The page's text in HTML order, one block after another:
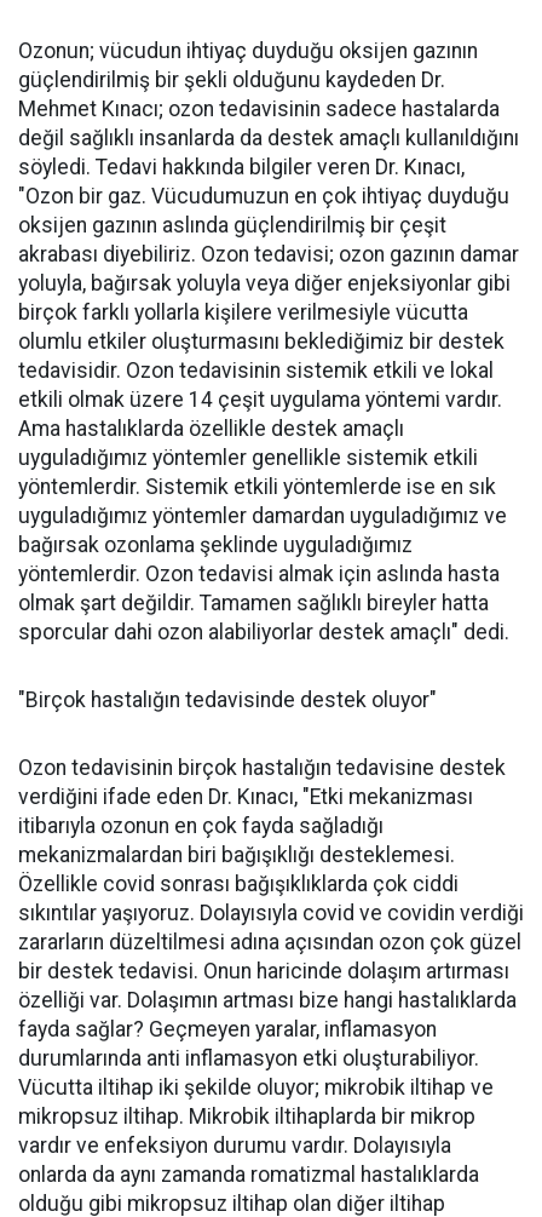
Ozonun; vücudun ihtiyaç duyduğu oksijen gazının
güçlendirilmiş bir şekli olduğunu kaydeden Dr.
Mehmet Kınacı; ozon tedavisinin sadece hastalarda
değil sağlıklı insanlarda da destek amaçlı kullanıldığını
söyledi. Tedavi hakkında bilgiler veren Dr. Kınacı,
"Ozon bir gaz. Vücudumuzun en çok ihtiyaç duyduğu
oksijen gazının aslında güçlendirilmiş bir çeşit
akrabası diyebiliriz. Ozon tedavisi; ozon gazının damar
yoluyla, bağırsak yoluyla veya diğer enjeksiyonlar gibi
birçok farklı yollarla kişilere verilmesiyle vücutta
olumlu etkiler oluşturmasını beklediğimiz bir destek
tedavisidir. Ozon tedavisinin sistemik etkili ve lokal
etkili olmak üzere 14 çeşit uygulama yöntemi vardır.
Ama hastalıklarda özellikle destek amaçlı
uyguladığımız yöntemler genellikle sistemik etkili
yöntemlerdir. Sistemik etkili yöntemlerde ise en sık
uyguladığımız yöntemler damardan uyguladığımız ve
bağırsak ozonlama şeklinde uyguladığımız
yöntemlerdir. Ozon tedavisi almak için aslında hasta
olmak şart değildir. Tamamen sağlıklı bireyler hatta
sporcular dahi ozon alabiliyorlar destek amaçlı" dedi.
"Birçok hastalığın tedavisinde destek oluyor"
Ozon tedavisinin birçok hastalığın tedavisine destek
verdiğini ifade eden Dr. Kınacı, "Etki mekanizması
itibarıyla ozonun en çok fayda sağladığı
mekanizmalardan biri bağışıklığı desteklemesi.
Özellikle covid sonrası bağışıklıklarda çok ciddi
sıkıntılar yaşıyoruz. Dolayısıyla covid ve covidin verdiği
zararların düzeltilmesi adına açısından ozon çok güzel
bir destek tedavisi. Onun haricinde dolaşım artırması
özelliği var. Dolaşımın artması bize hangi hastalıklarda
fayda sağlar? Geçmeyen yaralar, inflamasyon
durumlarında anti inflamasyon etki oluşturabiliyor.
Vücutta iltihap iki şekilde oluyor; mikrobik iltihap ve
mikropsuz iltihap. Mikrobik iltihaplarda bir mikrop
vardır ve enfeksiyon durumu vardır. Dolayısıyla
onlarda da aynı zamanda romatizmal hastalıklarda
olduğu gibi mikropsuz iltihap olan diğer iltihap